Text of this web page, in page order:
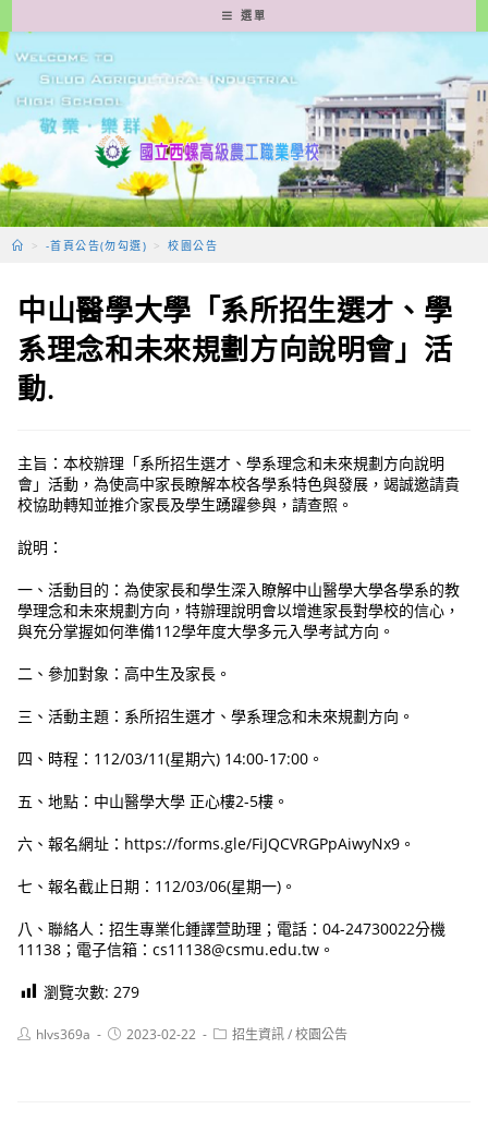
轉
至
要
容
選單
> -首頁公告(勿勾選) > 校園公告
中山醫學大學「系所招生選才、學
系理念和未來規劃方向說明會」活
動.
主旨：本校辦理「系所招生選才、學系理念和未來規劃方向說明
會」活動，為使高中家長瞭解本校各學系特色與發展，竭誠邀請貴
校協助轉知並推介家長及學生踴躍參與，請查照。
說明：
一、活動目的：為使家長和學生深入瞭解中山醫學大學各學系的教
學理念和未來規劃方向，特辦理說明會以增進家長對學校的信心，
與充分掌握如何準備112學年度大學多元入學考試方向。
二、參加對象：高中生及家長。
三、活動主題：系所招生選才、學系理念和未來規劃方向。
四、時程：112/03/11(星期六) 14:00-17:00。
五、地點：中山醫學大學 正心樓2-5樓。
六、報名網址：https://forms.gle/FiJQCVRGPpAiwyNx9。
七、報名截止日期：112/03/06(星期一)。
八、聯絡人：招生專業化鍾譯萱助理；電話：04-24730022分機
11138；電子信箱：cs11138@csmu.edu.tw。
瀏覽次數: 279
Posthlvs369a
Post2023-02-22
Post招生資訊/校園公告